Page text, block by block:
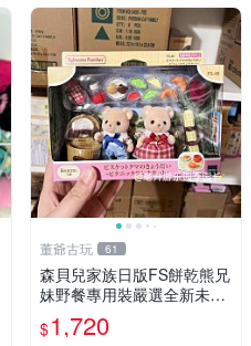
董爺古玩 61
森貝兒家族日版FS餅乾熊兄
妹野餐專用裝嚴選全新未開
封，包含兩組大童款紙盒
裝，適合收藏與分享。 餅乾
$1,720